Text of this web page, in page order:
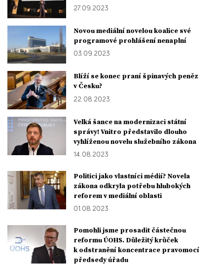
27. 09. 2023
Novou mediální novelou koalice své
programové prohlášení nenaplní
03. 09. 2023
Blíží se konec praní špinavých peněz
v Česku?
22. 08. 2023
Velká šance na modernizaci státní
správy! Vnitro představilo dlouho
vyhlíženou novelu služebního zákona
14. 08. 2023
Politici jako vlastníci médií? Novela
zákona odkryla potřebu hlubokých
reforem v mediální oblasti
01. 08. 2023
Pomohli jsme prosadit částečnou
reformu ÚOHS. Důležitý krůček
k odstranění koncentrace pravomocí
předsedy úřadu